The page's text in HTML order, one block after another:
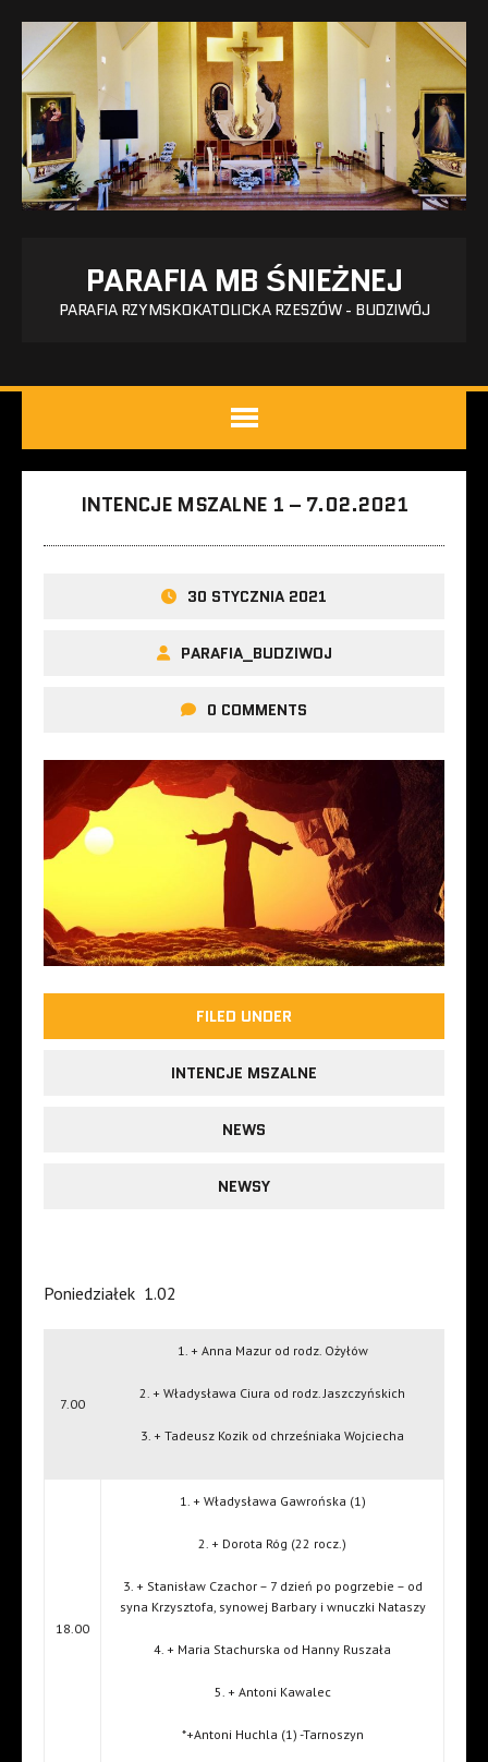
PARAFIA MB ŚNIEŻNEJ
PARAFIA RZYMSKOKATOLICKA RZESZÓW - BUDZIWÓJ
INTENCJE MSZALNE 1 – 7.02.2021
30 STYCZNIA 2021
PARAFIA_BUDZIWOJ
0 COMMENTS
FILED UNDER
INTENCJE MSZALNE
NEWS
NEWSY
Poniedziałek 1.02
7.00
1. + Anna Mazur od rodz. Ożyłów
2. + Władysława Ciura od rodz. Jaszczyńskich
3. + Tadeusz Kozik od chrześniaka Wojciecha
18.00
1. + Władysława Gawrońska (1)
2. + Dorota Róg (22 rocz.)
3. + Stanisław Czachor – 7 dzień po pogrzebie – od
syna Krzysztofa, synowej Barbary i wnuczki Nataszy
4. + Maria Stachurska od Hanny Ruszała
5. + Antoni Kawalec
*+Antoni Huchla (1) -Tarnoszyn